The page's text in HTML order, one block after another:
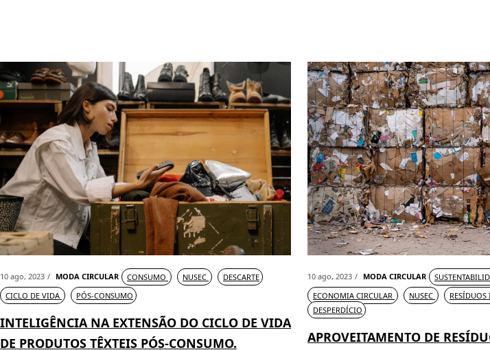
10 ago, 2023 MODA CIRCULAR CONSUMO NUSEC
DESCARTE
CICLO DE VIDA
PÓS-CONSUMO
INTELIGÊNCIA NA EXTENSÃO DO CICLO DE VIDA
DE PRODUTOS TÊXTEIS PÓS-CONSUMO.
10 ago, 2023 MODA CIRCULAR
ECONOMIA CIRCULAR
NUSEC
DESPERDÍCIO
APROVEITAMENTO DE